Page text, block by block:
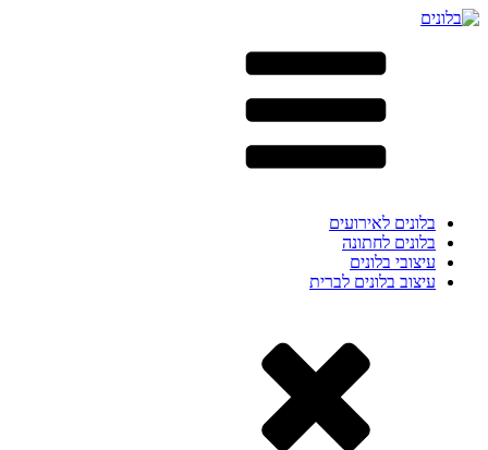
בלונים לאירועים
בלונים לחתונה
עיצובי בלונים
עיצוב בלונים לברית